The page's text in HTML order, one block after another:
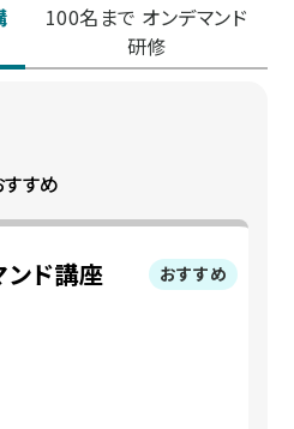
100名まで オンデマンド
研修
すめ
ンド講座 おすすめ